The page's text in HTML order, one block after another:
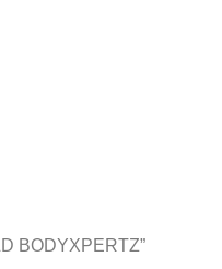
BODYXPERTZ”